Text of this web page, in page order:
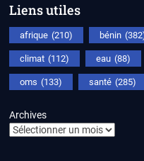
Liens utiles
afrique (210) bénin
climat (112) eau (88)
oms (133) santé (285)
Archives